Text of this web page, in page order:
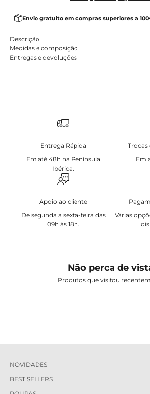
Envio gratuito em compras superiores a
Descrição
Medidas e composição
Entregas e devoluções
Entrega Rápida
Em até 48h na Península
Ibérica.
Trocas
Em
Apoio ao cliente
De segunda a sexta-feira das
09h às 18h.
Várias
Não perca de
Produtos que visitou
NOVIDADES
BEST SELLERS